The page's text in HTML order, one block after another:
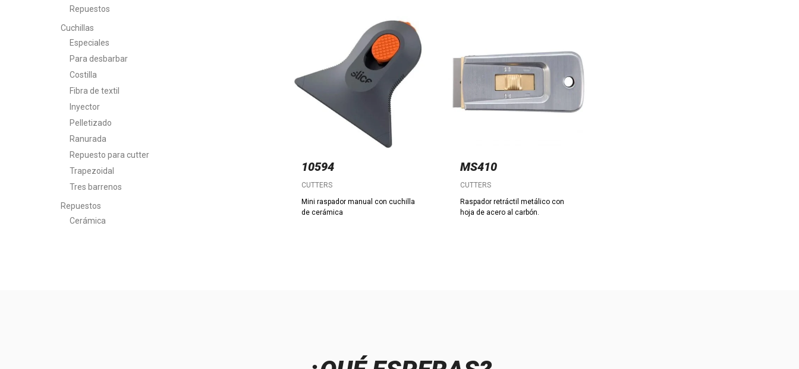
10594
CUTTERS
Mini raspador manual con cuchilla
de cerámica
MS410
CUTTERS
Raspador retráctil metálico con
hoja de acero al carbón.
Repuestos
Cuchillas
Especiales
Para desbarbar
Costilla
Fibra de textil
Inyector
Pelletizado
Ranurada
Repuesto para cutter
Trapezoidal
Tres barrenos
Repuestos
Cerámica